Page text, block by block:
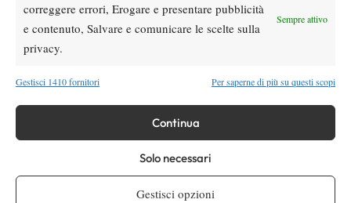
correggere errori, Erogare e presentare pubblicità
e contenuto, Salvare e comunicare le scelte sulla
privacy.
Sempre attivo
Gestisci 1410 fornitori Per saperne di più su questi scopi
Continua
Solo necessari
Gestisci opzioni
Atp News
Sinner, check-up di quattro ore a Milano:
prevenzione e controlli in vista della tournée
americana